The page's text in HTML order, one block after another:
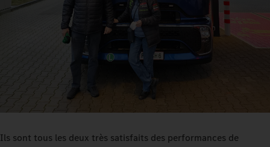
Ils sont tous les deux très satisfaits des performances de